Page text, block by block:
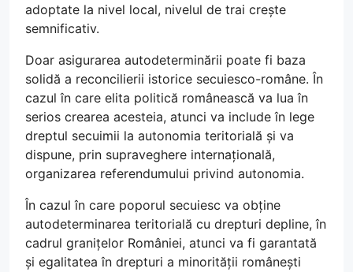
adoptate la nivel local, nivelul de trai crește
semnificativ.
Doar asigurarea autodeterminării poate fi baza
solidă a reconcilierii istorice secuiesco-române. În
cazul în care elita politică românească va lua în
serios crearea acesteia, atunci va include în lege
dreptul secuimii la autonomia teritorială și va
dispune, prin supraveghere internațională,
organizarea referendumului privind autonomia.
În cazul în care poporul secuiesc va obține
autodeterminarea teritorială cu drepturi depline, în
cadrul granițelor României, atunci va fi garantată
și egalitatea în drepturi a minorității românești